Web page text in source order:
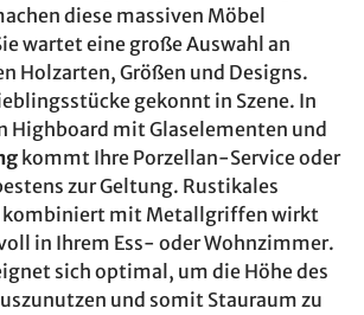
diese massiven Möbel
wartet eine große Auswahl an
Holzarten, Größen und Designs.
gekonnt in Szene. In
Highboard mit Glaselementen und
kommt Ihre Porzellan-Service oder
zur Geltung. Rustikales
kombiniert mit Metallgriffen wirkt
in Ihrem Ess- oder Wohnzimmer.
sich optimal, um die Höhe des
und somit Stauraum zu